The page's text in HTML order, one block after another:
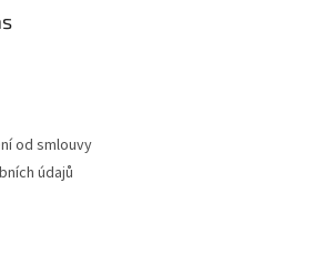
od smlouvy
údajů